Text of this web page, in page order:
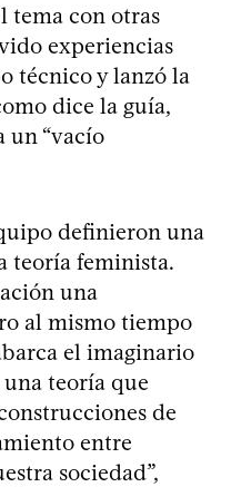
tema con otras
experiencias
técnico y lanzó la
dice la guía,
un “vacío
definieron una
teoría feminista.
una
al mismo tiempo
el imaginario
teoría que
de
entre
sociedad”,